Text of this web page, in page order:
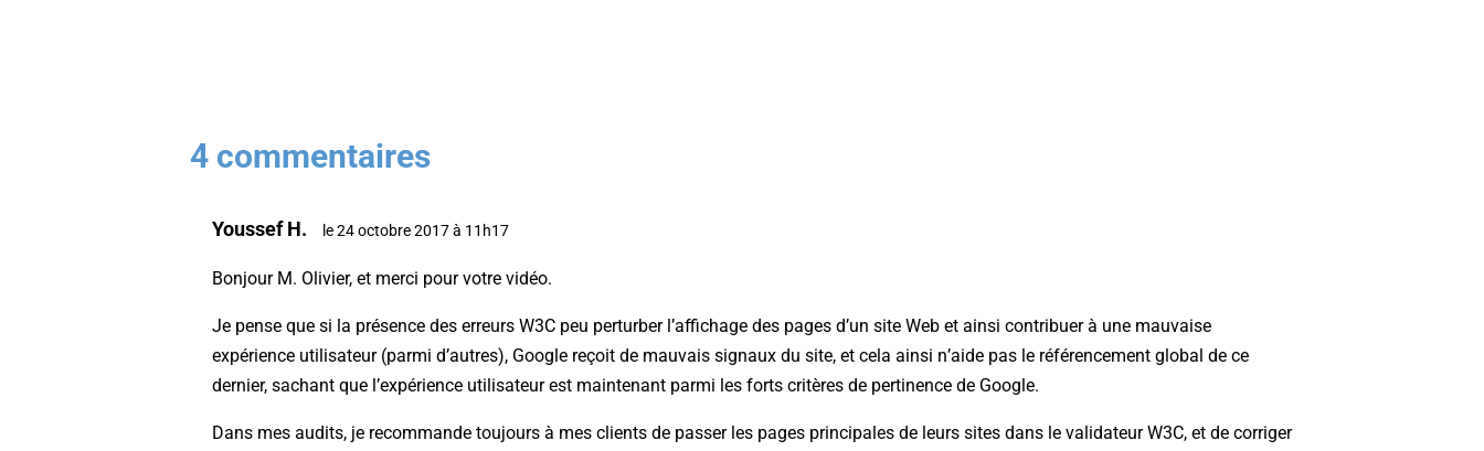
4 commentaires
Youssef H. le 24 octobre 2017 à 11h17
Bonjour M. Olivier, et merci pour votre vidéo.
Je pense que si la présence des erreurs W3C peu perturber l’affichage des pages d’un site Web et ainsi contribuer à une mauvaise
expérience utilisateur (parmi d’autres), Google reçoit de mauvais signaux du site, et cela ainsi n’aide pas le référencement global de ce
dernier, sachant que l’expérience utilisateur est maintenant parmi les forts critères de pertinence de Google.
Dans mes audits, je recommande toujours à mes clients de passer les pages principales de leurs sites dans le validateur W3C, et de corriger